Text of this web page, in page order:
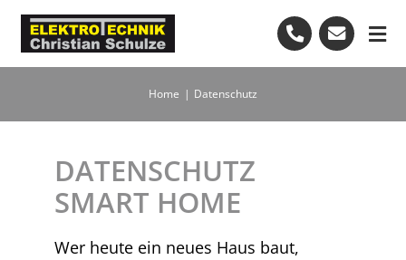
Skip
content
Bewertungen
Home Datenschutz
DATENSCHUTZ
SMART HOME
Wer heute ein neues Haus baut,